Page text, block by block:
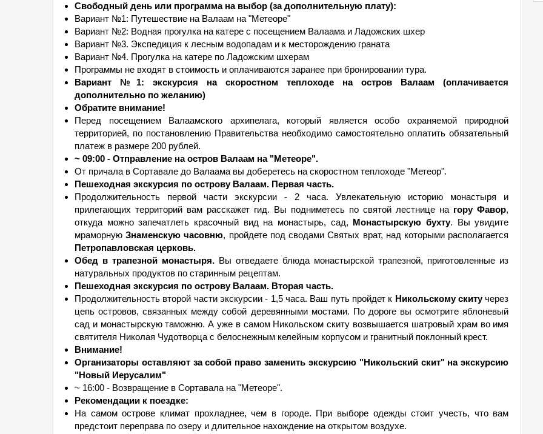
Свободный день или программа на выбор (за дополнительную плату):
Вариант №1: Путешествие на Валаам на "Метеоре"
Вариант №2: Водная прогулка на катере с посещением Валаама и Ладожских шхер
Вариант №3. Экспедиция к лесным водопадам и к месторождению граната
Вариант №4. Прогулка на катере по Ладожским шхерам
Программы не входят в стоимость и оплачиваются заранее при бронировании тура.
Вариант №1: экскурсия на скоростном теплоходе на остров Валаам (оплачивается
дополнительно по желанию)
Обратите внимание!
Перед посещением Валаамского архипелага, который является особо охраняемой природной
территорией, по постановлению Правительства необходимо самостоятельно оплатить обязательный
платеж в размере 200 рублей.
~ 09:00 - Отправление на остров Валаам на "Метеоре".
От причала в Сортавале до Валаама вы доберетесь на скоростном теплоходе "Метеор".
Пешеходная экскурсия по острову Валаам. Первая часть.
Продолжительность первой части экскурсии - 2 часа. Увлекательную историю монастыря и
прилегающих территорий вам расскажет гид. Вы подниметесь по святой лестнице на гору Фавор,
откуда можно запечатлеть красочный вид на монастырь, сад, Монастырскую бухту. Вы увидите
мраморнуюЗнаменскую часовню, пройдете под сводами Святых врат, над которыми располагается
Петропавловская церковь.
Обед в трапезной монастыря. Вы отведаете блюда монастырской трапезной, приготовленные из
натуральных продуктов по старинным рецептам.
Пешеходная экскурсия по острову Валаам. Вторая часть.
Продолжительность второй части экскурсии - 1,5 часа. Ваш путь пройдет к Никольскому скитучерез
цепь островов, связанных между собой деревянными мостами. По дороге вы осмотрите яблоневый
сад и монастырскую таможню. А уже в самом Никольском скиту возвышается шатровый храм во имя
святителя Николая Чудотворца с белоснежным келейным корпусом и гранитный поклонный крест.
Внимание!
Организаторы оставляют за собой право заменить экскурсию "Никольский скит" на экскурсию
"Новый Иерусалим"
~ 16:00 - Возвращение в Сортавала на "Метеоре".
Рекомендации к поездке:
На самом острове климат прохладнее, чем в городе. При выборе одежды стоит учесть, что вам
предстоит переправа по озеру и длительное нахождение на открытом воздухе.